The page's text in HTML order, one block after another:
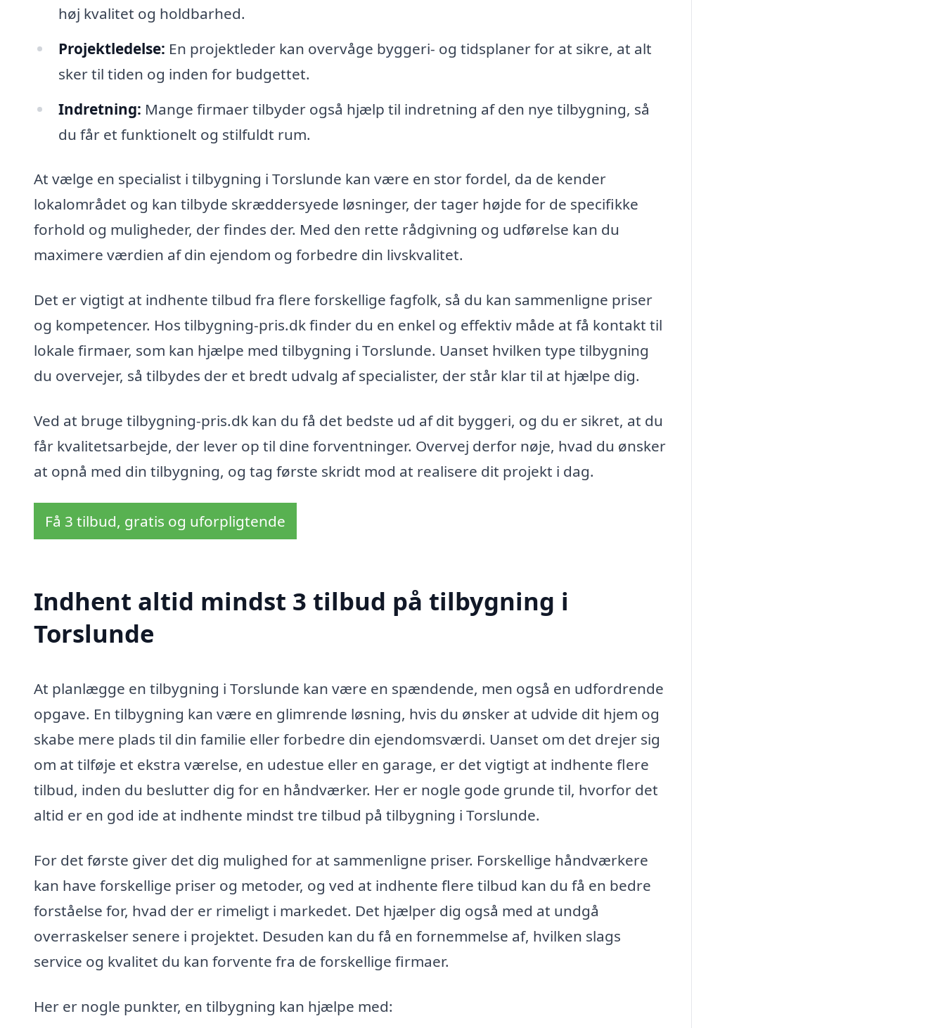
høj kvalitet og holdbarhed.
Projektledelse: En projektleder kan overvåge byggeri- og tidsplaner for at sikre, at alt
sker til tiden og inden for budgettet.
Indretning: Mange firmaer tilbyder også hjælp til indretning af den nye tilbygning, så
du får et funktionelt og stilfuldt rum.
At vælge en specialist i tilbygning i Torslunde kan være en stor fordel, da de kender
lokalområdet og kan tilbyde skræddersyede løsninger, der tager højde for de specifikke
forhold og muligheder, der findes der. Med den rette rådgivning og udførelse kan du
maximere værdien af din ejendom og forbedre din livskvalitet.
Det er vigtigt at indhente tilbud fra flere forskellige fagfolk, så du kan sammenligne priser
og kompetencer. Hos tilbygning-pris.dk finder du en enkel og effektiv måde at få kontakt til
lokale firmaer, som kan hjælpe med tilbygning i Torslunde. Uanset hvilken type tilbygning
du overvejer, så tilbydes der et bredt udvalg af specialister, der står klar til at hjælpe dig.
Ved at bruge tilbygning-pris.dk kan du få det bedste ud af dit byggeri, og du er sikret, at du
får kvalitetsarbejde, der lever op til dine forventninger. Overvej derfor nøje, hvad du ønsker
at opnå med din tilbygning, og tag første skridt mod at realisere dit projekt i dag.
Få 3 tilbud, gratis og uforpligtende
Indhent altid mindst 3 tilbud på tilbygning i
Torslunde
At planlægge en tilbygning i Torslunde kan være en spændende, men også en udfordrende
opgave. En tilbygning kan være en glimrende løsning, hvis du ønsker at udvide dit hjem og
skabe mere plads til din familie eller forbedre din ejendomsværdi. Uanset om det drejer sig
om at tilføje et ekstra værelse, en udestue eller en garage, er det vigtigt at indhente flere
tilbud, inden du beslutter dig for en håndværker. Her er nogle gode grunde til, hvorfor det
altid er en god ide at indhente mindst tre tilbud på tilbygning i Torslunde.
For det første giver det dig mulighed for at sammenligne priser. Forskellige håndværkere
kan have forskellige priser og metoder, og ved at indhente flere tilbud kan du få en bedre
forståelse for, hvad der er rimeligt i markedet. Det hjælper dig også med at undgå
overraskelser senere i projektet. Desuden kan du få en fornemmelse af, hvilken slags
service og kvalitet du kan forvente fra de forskellige firmaer.
Her er nogle punkter, en tilbygning kan hjælpe med: